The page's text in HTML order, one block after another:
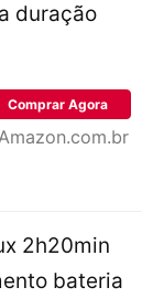
duração
Comprar Agora
2h20min
bateria